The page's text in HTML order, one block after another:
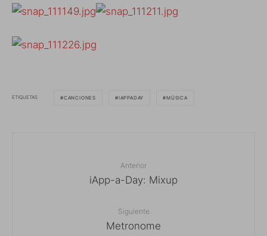
ETIQUETAS CANCIONES IAPPADAY MÚSICA
Anterior
iApp-a-Day: Mixup
Siguiente
Metronome